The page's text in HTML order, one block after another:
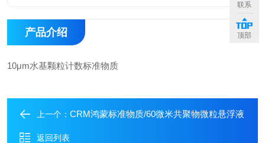
产品介绍
10μm水基颗粒计数标准物质
上一个： CRM鸿蒙标准物质/60微米共聚物微粒悬浮液
返回列表
联系
顶部